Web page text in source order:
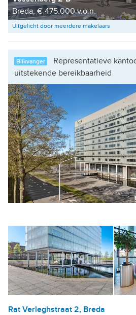
Breda, € 475.000 v.o.n.
Uitgelicht door meerdere makelaars
Blikvanger
Representatieve
uitstekende bereikbaarheid
Rat Verleghstraat 2, Breda